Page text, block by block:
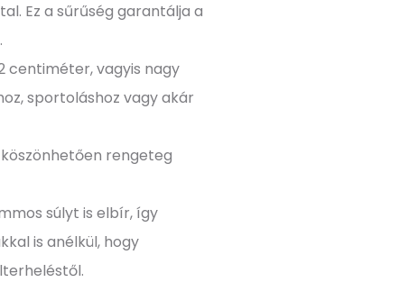
Ez a sűrűség garantálja a
centiméter, vagyis nagy
sportoláshoz vagy akár
rengeteg
súlyt is elbír, így
is anélkül, hogy